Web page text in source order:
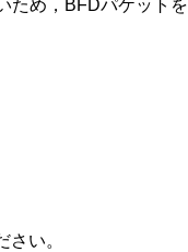
ため，BFDパケット
い。